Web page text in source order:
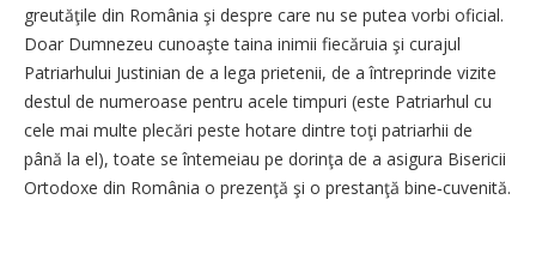
greutăţile din România şi despre care nu se putea vorbi oficial.
Doar Dumnezeu cunoaşte taina inimii fiecăruia şi curajul
Patriarhului Justinian de a lega prietenii, de a întreprinde vizite
destul de numeroase pentru acele timpuri (este Patriarhul cu
cele mai multe plecări peste hotare dintre toţi patriarhii de
până la el), toate se întemeiau pe dorinţa de a asigura Bisericii
Ortodoxe din România o prezenţă şi o prestanţă bine‑cuvenită.